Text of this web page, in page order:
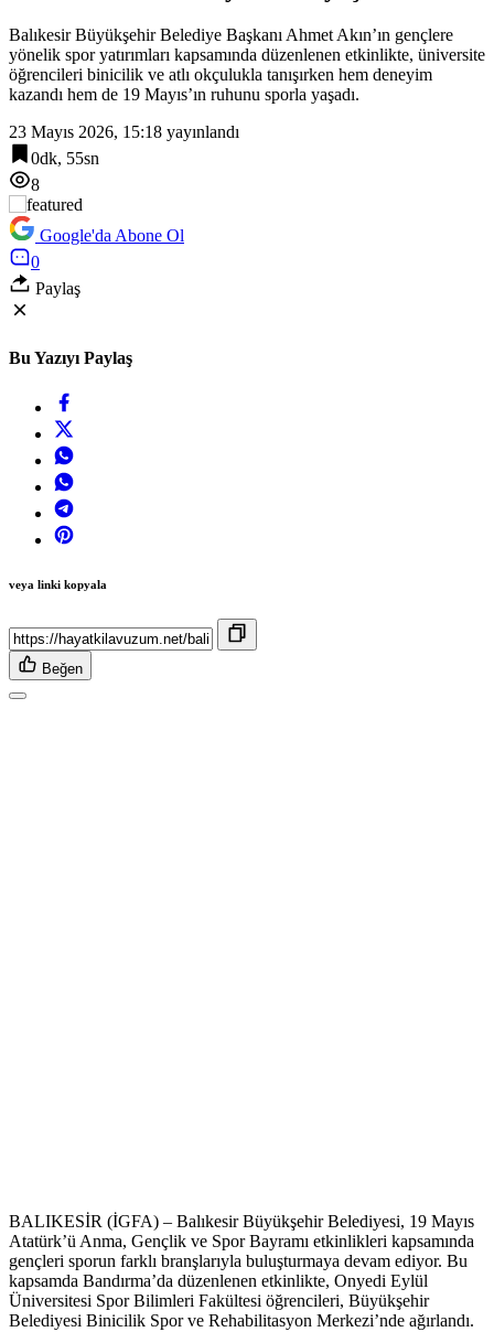
“Kocaeli Müze” yeni web sitesiyle yayında
Balıkesir Büyükşehir Belediye Başkanı Ahmet Akın’ın gençlere
yönelik spor yatırımları kapsamında düzenlenen etkinlikte, üniversite
öğrencileri binicilik ve atlı okçulukla tanışırken hem deneyim
kazandı hem de 19 Mayıs’ın ruhunu sporla yaşadı.
23 Mayıs 2026, 15:18 yayınlandı
0dk, 55sn
8
Google'da Abone Ol
0
Paylaş
Bu Yazıyı Paylaş
veya linki kopyala
Beğen
BALIKESİR (İGFA) – Balıkesir Büyükşehir Belediyesi, 19 Mayıs
Atatürk’ü Anma, Gençlik ve Spor Bayramı etkinlikleri kapsamında
gençleri sporun farklı branşlarıyla buluşturmaya devam ediyor. Bu
kapsamda Bandırma’da düzenlenen etkinlikte, Onyedi Eylül
Üniversitesi Spor Bilimleri Fakültesi öğrencileri, Büyükşehir
Belediyesi Binicilik Spor ve Rehabilitasyon Merkezi’nde ağırlandı.